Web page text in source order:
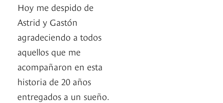
Hoy me despido de
Astrid y Gastón
agradeciendo a todos
aquellos que me
acompañaron en esta
historia de 20 años
entregados a un sueño.